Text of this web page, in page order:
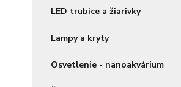
LED trubice a žiarivky
Lampy a kryty
Osvetlenie - nanoakvárium